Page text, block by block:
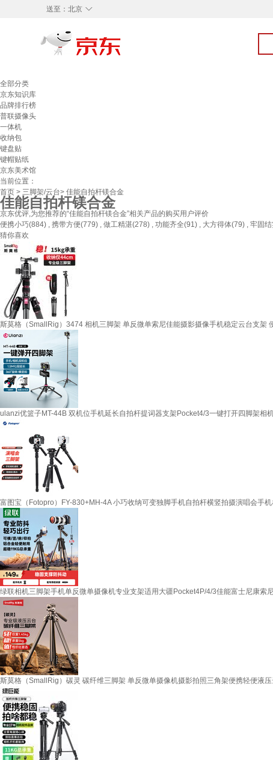
◇
送至： 北京
全部分类
京东知识库
品牌排行榜
普联摄像头
一体机
收纳包
键盘贴
键帽贴纸
京东美术馆
当前位置：
首页 > 三脚架/云台> 佳能自拍杆镁合金
佳能自拍杆镁合金
京东优评,为您推荐的“佳能自拍杆镁合金”相关产品的购买用户评价
便携小巧(884) , 携带方便(779) , 做工精湛(278) , 功能齐全(91) , 大方得体(79) , 牢固
猜你喜欢
斯莫格（SmallRig）3474 相机三脚架 单反微单索尼佳能摄影摄像手机稳定云台支架
ulanzi优篮子MT-44B 双机位手机延长自拍杆提词器支架Pocket4/3一键打开四脚架相
富图宝（Fotopro）FY-830+MH-4A 小巧收纳可变独脚手机自拍杆横竖拍摄演唱会手
绿联相机三脚架手机单反微单摄像机专业支架适用大疆Pocket4P/4/3佳能富士尼康索
斯莫格（SmallRig）碳灵 碳纤维三脚架 单反微单摄像机摄影拍照三角架便携轻便液